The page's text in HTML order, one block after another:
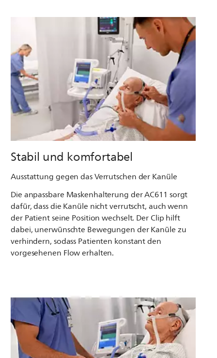
Stabil und komfortabel
Ausstattung gegen das Verrutschen der Kanüle
Die anpassbare Maskenhalterung der AC611 sorgt
dafür, dass die Kanüle nicht verrutscht, auch wenn
der Patient seine Position wechselt. Der Clip hilft
dabei, unerwünschte Bewegungen der Kanüle zu
verhindern, sodass Patienten konstant den
vorgesehenen Flow erhalten.